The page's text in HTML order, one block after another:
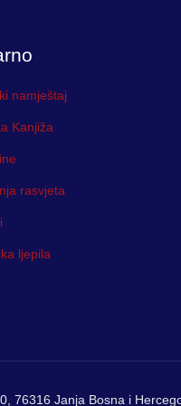
namještaj
Kanjiža
rasvjeta
ljepila
76316 Janja Bosna i